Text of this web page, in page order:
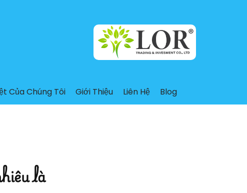
Của Chúng Tôi Giới Thiệu Liên Hệ Blog
là